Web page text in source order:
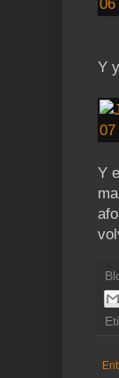
Y
Y